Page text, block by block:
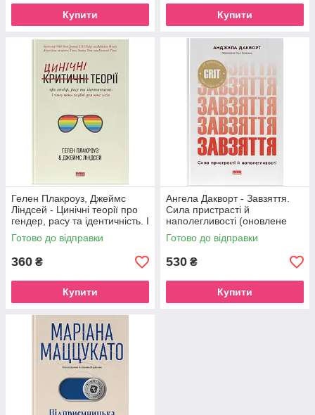
Купити Купити
Гелен Плакроуз, Джеймс
Ліндсей - Цинічні теорії про
гендер, расу та ідентичність. І
чому вони згубні для нас усіх
Готово до відправки
360 ₴
Купити
Ангела Дакворт - Завзяття.
Сила пристрасті й
наполегливості (оновлене
видання)
Готово до відправки
530 ₴
Купити